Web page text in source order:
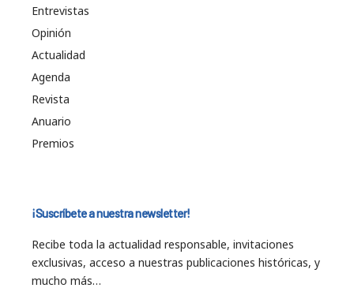
Entrevistas
Opinión
Actualidad
Agenda
Revista
Anuario
Premios
¡Suscríbete a nuestra newsletter!
Recibe toda la actualidad responsable, invitaciones
exclusivas, acceso a nuestras publicaciones históricas, y
mucho más…